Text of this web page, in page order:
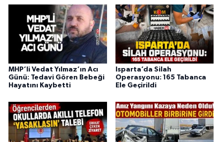
MHP’li Vedat Yılmaz’ın Acı
Günü: Tedavi Gören Bebeği
Hayatını Kaybetti
Isparta’da Silah
Operasyonu: 165 Tabanca
Ele Geçirildi